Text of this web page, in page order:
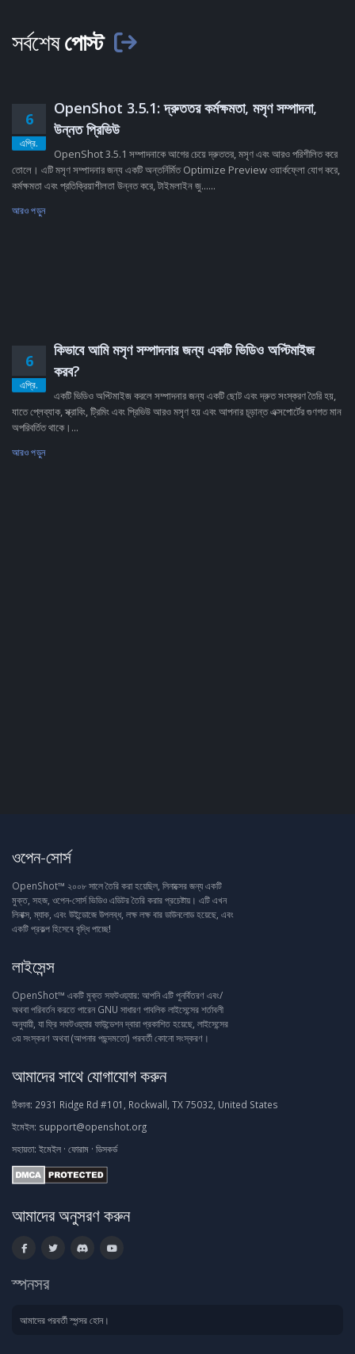
সর্বশেষপোস্ট
6
এপ্রি.
OpenShot 3.5.1: দ্রুততর কর্মক্ষমতা, মসৃণ সম্পাদনা,
উন্নত প্রিভিউ
OpenShot 3.5.1 সম্পাদনাকে আগের চেয়ে দ্রুততর, মসৃণ এবং আরও পরিশীলিত করে
তোলে। এটি মসৃণ সম্পাদনার জন্য একটি অন্তর্নির্মিত Optimize Preview ওয়ার্কফ্লো যোগ করে,
কর্মক্ষমতা এবং প্রতিক্রিয়াশীলতা উন্নত করে, টাইমলাইন জু......
আরও পড়ুন
6
এপ্রি.
কিভাবে আমি মসৃণ সম্পাদনার জন্য একটি ভিডিও অপ্টিমাইজ
করব?
একটি ভিডিও অপ্টিমাইজ করলে সম্পাদনার জন্য একটি ছোট এবং দ্রুত সংস্করণ তৈরি হয়,
যাতে প্লেব্যাক, স্ক্রাবিং, ট্রিমিং এবং প্রিভিউ আরও মসৃণ হয় এবং আপনার চূড়ান্ত এক্সপোর্টের গুণগত মান
অপরিবর্তিত থাকে।...
আরও পড়ুন
ওপেন-সোর্স
OpenShot™ ২০০৮ সালে তৈরি করা হয়েছিল, লিনাক্সের জন্য একটি
মুক্ত, সহজ, ওপেন-সোর্স ভিডিও এডিটর তৈরি করার প্রচেষ্টায়। এটি এখন
লিনাক্স, ম্যাক, এবং উইন্ডোজে উপলব্ধ, লক্ষ লক্ষ বার ডাউনলোড হয়েছে, এবং
একটি প্রকল্প হিসেবে বৃদ্ধি পাচ্ছে!
লাইসেন্স
OpenShot™ একটি মুক্ত সফটওয়্যার: আপনি এটি পুনর্বিতরণ এবং/
অথবা পরিবর্তন করতে পারেন GNU সাধারণ পাবলিক লাইসেন্সের শর্তাবলী
অনুযায়ী, যা ফ্রি সফটওয়্যার ফাউন্ডেশন দ্বারা প্রকাশিত হয়েছে, লাইসেন্সের
৩য় সংস্করণ অথবা (আপনার পছন্দমতো) পরবর্তী কোনো সংস্করণ।
আমাদের সাথে যোগাযোগ করুন
ঠিকানা: 2931 Ridge Rd #101, Rockwall, TX 75032, United States
ইমেইল: support@openshot.org
সহায়তা: ইমেইল · ফোরাম · ডিসকর্ড
আমাদের অনুসরণ করুন
স্পনসর
আমাদের পরবর্তী স্পন্সর হোন।